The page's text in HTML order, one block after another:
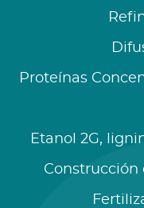
Proteínas
Etanol 2G,
Construcción